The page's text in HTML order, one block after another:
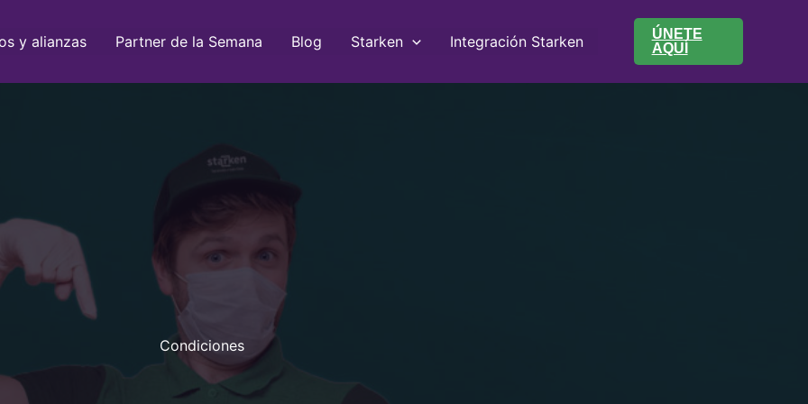
y alianzas Partner de la Semana Blog Starken Integración Starken
ÚNETE
AQUÍ
Condiciones